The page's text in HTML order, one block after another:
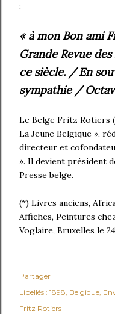
:
« à mon Bon ami
Grande Revue
ce siècle. / En
sympathie /
Le Belge Fritz Rotiers
La Jeune Belgique »,
directeur et
». Il devient président
Presse belge.
(*) Livres anciens,
Affiches, Peintures
Voglaire, Bruxelles le
Partager
Libellés : 1898 Belgique
Fritz Rotiers